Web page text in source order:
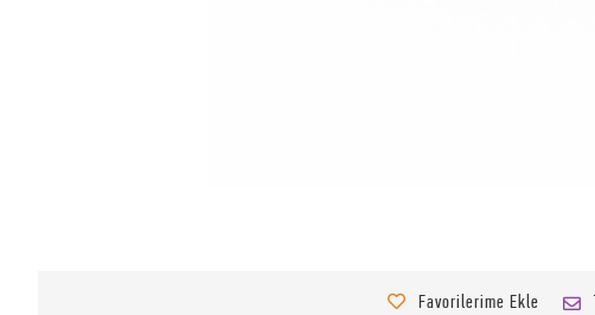
Favorilerime Ekle